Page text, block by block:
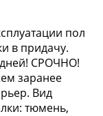
пол
в придачу.
дней! СРОЧНО!
заранее
Вид
тюмень,